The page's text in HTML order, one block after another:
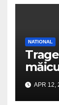
NATIONAL
APR 12,